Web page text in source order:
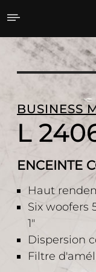
L 2406T
BUSINESS
L
ENCEINTE
Haut
Six woofers
1"
Dispersion
Filtre